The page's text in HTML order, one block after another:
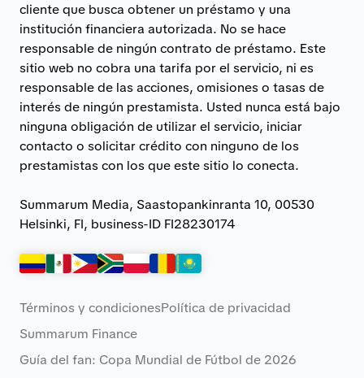
cliente que busca obtener un préstamo y una
institución financiera autorizada. No se hace
responsable de ningún contrato de préstamo. Este
sitio web no cobra una tarifa por el servicio, ni es
responsable de las acciones, omisiones o tasas de
interés de ningún prestamista. Usted nunca está bajo
ninguna obligación de utilizar el servicio, iniciar
contacto o solicitar crédito con ninguno de los
prestamistas con los que este sitio lo conecta.
Summarum Media, Saastopankinranta 10, 00530
Helsinki, FI, business-ID FI28230174
Términos y condicionesPolítica de privacidad
Summarum Finance
Guía del fan: Copa Mundial de Fútbol de 2026